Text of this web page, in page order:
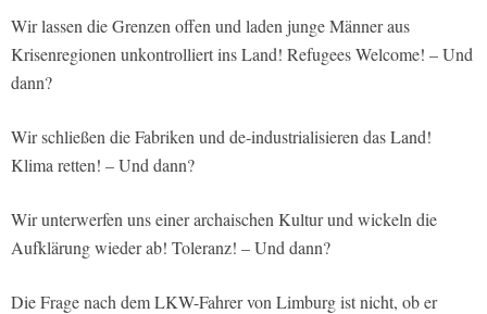
Wir lassen die Grenzen offen und laden junge Männer aus
Krisenregionen unkontrolliert ins Land! Refugees Welcome! – Und
dann?
Wir schließen die Fabriken und de-industrialisieren das Land!
Klima retten! – Und dann?
Wir unterwerfen uns einer archaischen Kultur und wickeln die
Aufklärung wieder ab! Toleranz! – Und dann?
Die Frage nach dem LKW-Fahrer von Limburg ist nicht, ob er